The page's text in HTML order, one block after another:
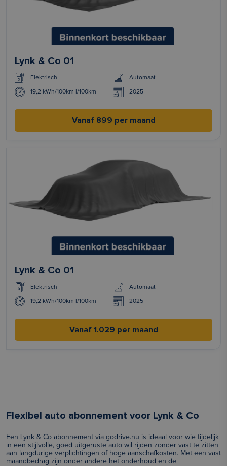
Lynk & Co 01
Elektrisch Automaat
19,2 kWh/100km l/100km 2025
Vanaf 899 per maand
Lynk & Co 01
Elektrisch Automaat
19,2 kWh/100km l/100km 2025
Vanaf 1.029 per maand
Flexibel auto abonnement voor Lynk & Co
Een Lynk & Co abonnement via godrive.nu is ideaal voor wie tijdelijk
in een stijlvolle, goed uitgeruste auto wil rijden zonder vast te zitten
aan langdurige verplichtingen of hoge aanschafkosten. Met een vast
maandbedrag zijn onder andere het onderhoud en de